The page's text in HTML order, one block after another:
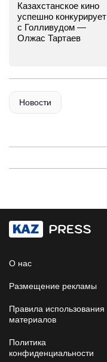
Казахстанское кино
успешно конкурирует
с Голливудом —
Олжас Тартаев
Новости
О нас
Размещение рекламы
Правила использования
материалов
Политика
конфиденциальности